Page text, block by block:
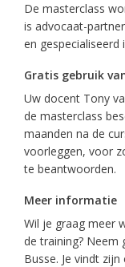
De masterclass
is advocaat-
en gespecialiseerd
Gratis gebruik
Uw docent Tony
de masterclass
maanden na de
voorleggen, voor
te beantwoorden.
Meer informatie
Wil je graag meer
de training? Neem
Busse. Je vindt